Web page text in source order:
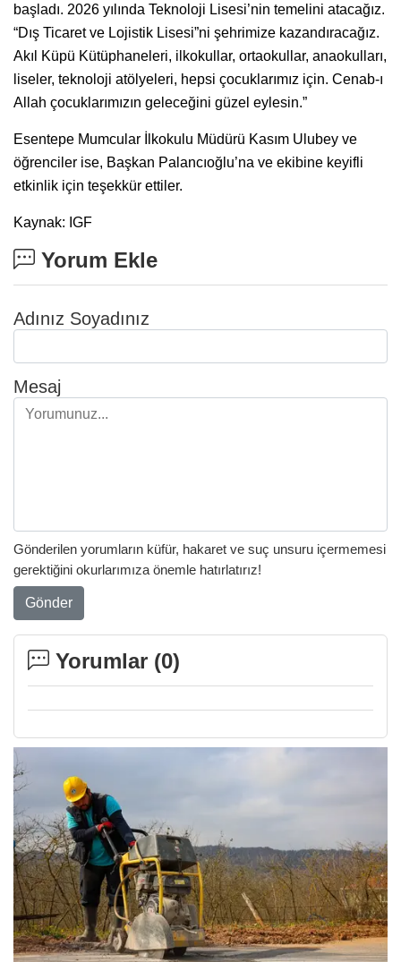
başladı. 2026 yılında Teknoloji Lisesi’nin temelini atacağız.
“Dış Ticaret ve Lojistik Lisesi”ni şehrimize kazandıracağız.
Akıl Küpü Kütüphaneleri, ilkokullar, ortaokullar, anaokulları,
liseler, teknoloji atölyeleri, hepsi çocuklarımız için. Cenab-ı
Allah çocuklarımızın geleceğini güzel eylesin.”
Esentepe Mumcular İlkokulu Müdürü Kasım Ulubey ve
öğrenciler ise, Başkan Palancıoğlu’na ve ekibine keyifli
etkinlik için teşekkür ettiler.
Kaynak: IGF
Yorum Ekle
Adınız Soyadınız
Mesaj
Gönderilen yorumların küfür, hakaret ve suç unsuru içermemesi
gerektiğini okurlarımıza önemle hatırlatırız!
Gönder
Yorumlar (0)